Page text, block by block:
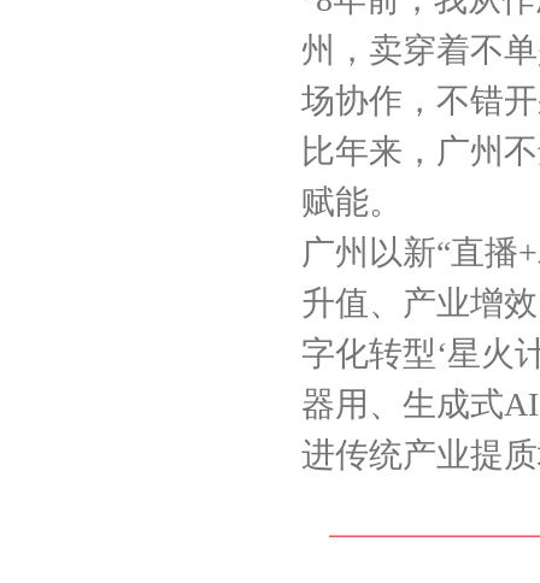
州，卖穿着不
场协作，不错
比年来，广州
赋能。
广州以新“直播
升值、产业增
字化转型‘星火
器用、生成式
进传统产业提